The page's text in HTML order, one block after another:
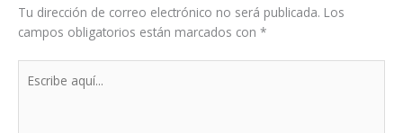
Tu dirección de correo electrónico no será publicada. Los
campos obligatorios están marcados con *
aquí...